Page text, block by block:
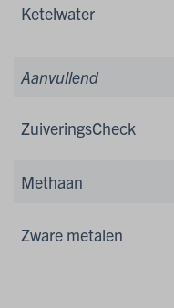
Ketelwater
Aanvullend
ZuiveringsCheck
Methaan
Zware metalen